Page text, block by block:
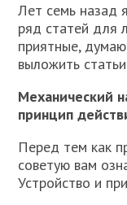
Лет семь назад
ряд статей для
приятные,
выложить
Механический
принцип
Перед тем как
советую вам
Устройство и